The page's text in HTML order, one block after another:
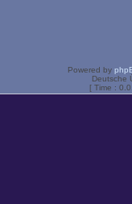
Powered by
Deutsche
[ Time :